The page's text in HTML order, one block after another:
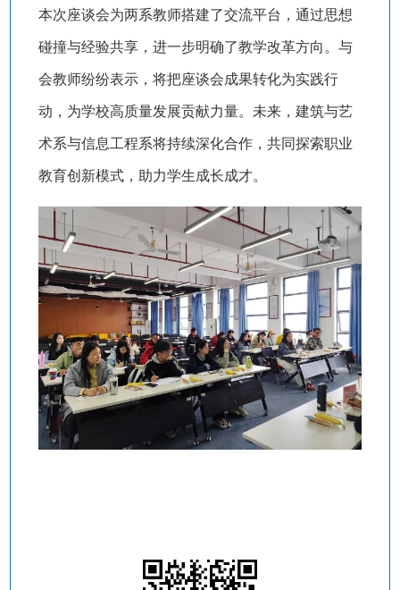
本次座谈会为两系教师搭建了交流平台，通过思想
碰撞与经验共享，进一步明确了教学改革方向。与
会教师纷纷表示，将把座谈会成果转化为实践行
动，为学校高质量发展贡献力量。未来，建筑与艺
术系与信息工程系将持续深化合作，共同探索职业
教育创新模式，助力学生成长成才。